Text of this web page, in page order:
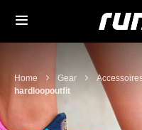
Home Gear
hardloopoutfit